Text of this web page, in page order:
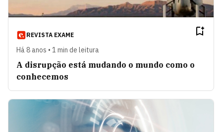
REVISTA EXAME
Há 8 anos • 1 min de leitura
A disrupção está mudando o mundo como o
conhecemos